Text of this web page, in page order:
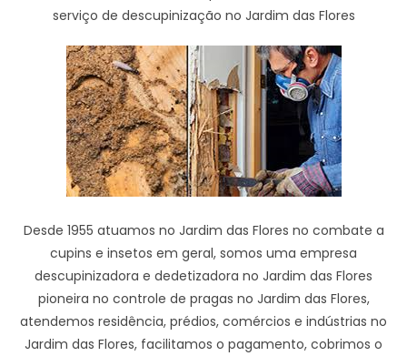
serviço de descupinização no Jardim das Flores
Desde 1955 atuamos no Jardim das Flores no combate a
cupins e insetos em geral, somos uma empresa
descupinizadora e dedetizadora no Jardim das Flores
pioneira no controle de pragas no Jardim das Flores,
atendemos residência, prédios, comércios e indústrias no
Jardim das Flores, facilitamos o pagamento, cobrimos o